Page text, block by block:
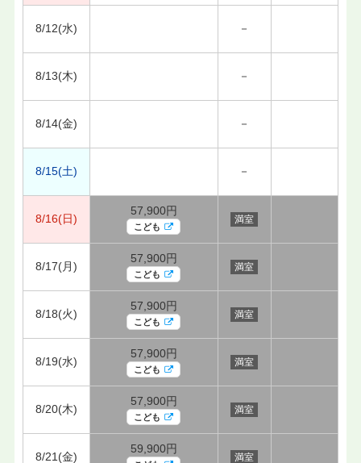
8/12(水) －
8/13(木) －
8/14(金) －
8/15(土) －
8/16(日)
57,900円
こども
満室
8/17(月)
57,900円
こども
満室
8/18(火)
57,900円
こども
満室
8/19(水)
57,900円
こども
満室
8/20(木)
57,900円
こども
満室
8/21(金)
59,900円
満室